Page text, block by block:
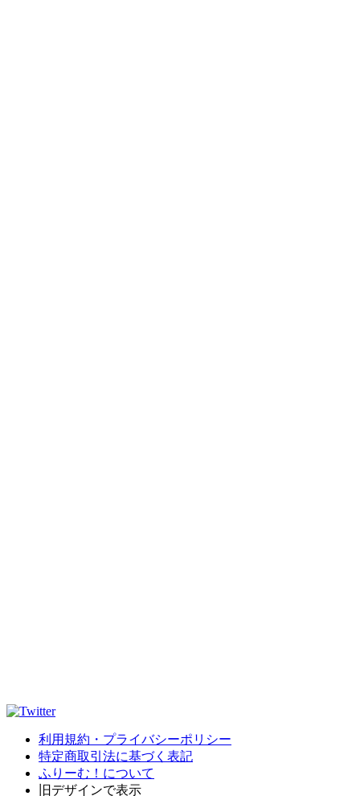
利用規約・プライバシーポリシー
特定商取引法に基づく表記
ふりーむ！について
旧デザインで表示